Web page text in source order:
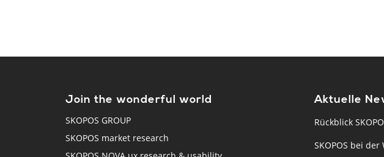
Join the wonderful world
SKOPOS GROUP
SKOPOS market research
Aktuelle
Rückblick
SKOPOS bei